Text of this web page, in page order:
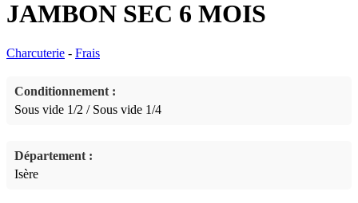
JAMBON SEC 6 MOIS
Charcuterie - Frais
Conditionnement :
Sous vide 1/2 / Sous vide 1/4
Département :
Isère